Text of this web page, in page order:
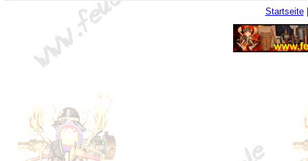
Startseite